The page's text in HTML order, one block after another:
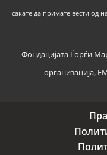
сакате да примате вести од
Фондацијата Ѓорѓи
организација,